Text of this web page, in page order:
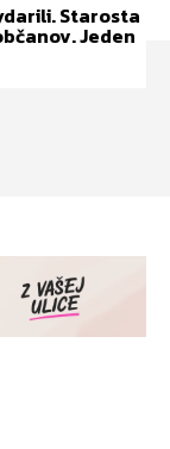
Starosta
Jeden